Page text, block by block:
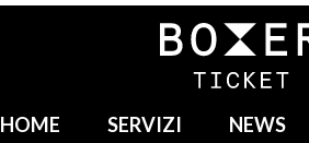
HOME SERVIZI NEWS